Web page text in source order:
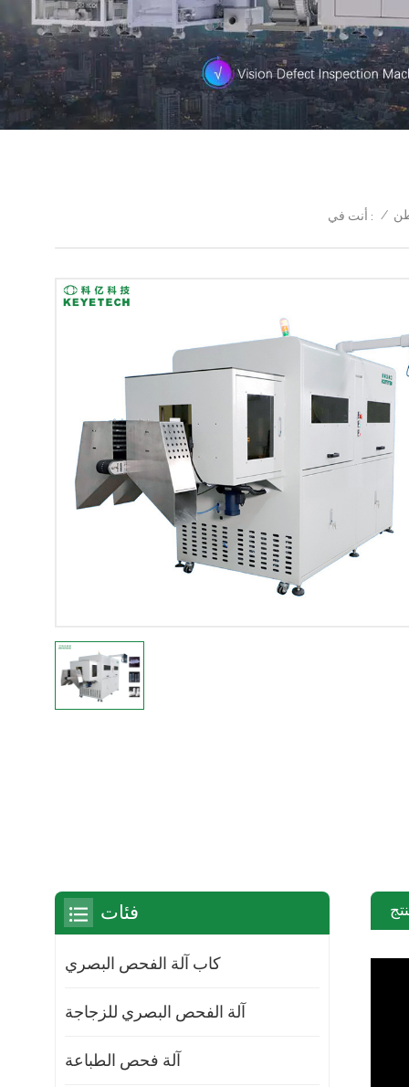
أنت في : /
فئات
كاب آلة الفحص البصري
آلة الفحص البصري للزجاجة
آلة فحص الطباعة